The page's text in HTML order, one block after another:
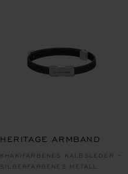
HERITAGE ARMBAND
KHAKIFARBENES KALBSLEDER –
SILBERFARBENES METALL